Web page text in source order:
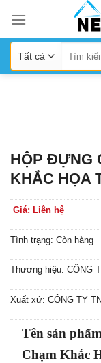
content
HỘP ĐỰNG
KHẮC HỌA
Giá: Liên hệ
Tình trạng: Còn hàng
Thương hiệu: CÔNG
Xuất xứ: CÔNG TY
Tên sản
Chạm Khắc